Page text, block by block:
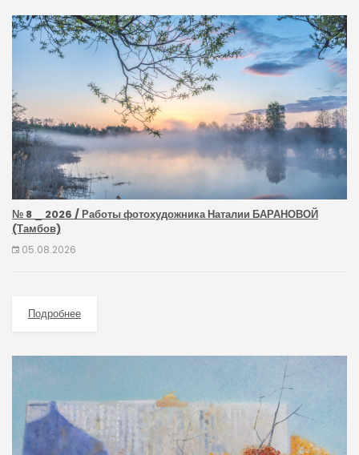
№ 8 _ 2026 / Работы фотохудожника Наталии БАРАНОВОЙ
(Тамбов)
05.08.2026
Подробнее